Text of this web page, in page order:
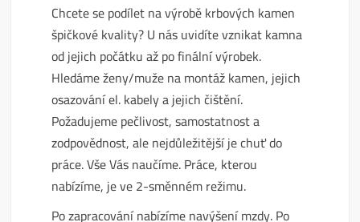
Chcete se podílet na výrobě krbových kamen
špičkové kvality? U nás uvidíte vznikat kamna
od jejich počátku až po finální výrobek.
Hledáme ženy/muže na montáž kamen, jejich
osazování el. kabely a jejich čištění.
Požadujeme pečlivost, samostatnost a
zodpovědnost, ale nejdůležitější je chuť do
práce. Vše Vás naučíme. Práce, kterou
nabízíme, je ve 2-směnném režimu.
Po zapracování nabízíme navýšení mzdy. Po